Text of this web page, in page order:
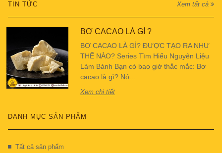
TIN TỨC Xem tất cả
BƠ CACAO LÀ GÌ ?
BƠ CACAO LÀ GÌ? ĐƯỢC TẠO RA NHƯ
THẾ NÀO? Series Tìm Hiểu Nguyên Liệu
Làm Bánh Bạn có bao giờ thắc mắc: Bơ
cacao là gì? Nó...
Xem chi tiết
DANH MỤC SẢN PHẨM
Tất cả sản phẩm